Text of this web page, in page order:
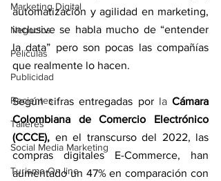
Marketing Digital
Negocios
Películas
Publicidad
Recientes
Talleres
Social Media Marketing
Turismo On line
automatización y agilidad en marketing,
inclusive se habla mucho de “entender
la data” pero son pocas las compañías
que realmente lo hacen.
Según cifras entregadas por la Cámara
Colombiana de Comercio Electrónico
(CCCE), en el transcurso del 2022, las
compras digitales E-Commerce, han
aumentado un 47% en comparación con